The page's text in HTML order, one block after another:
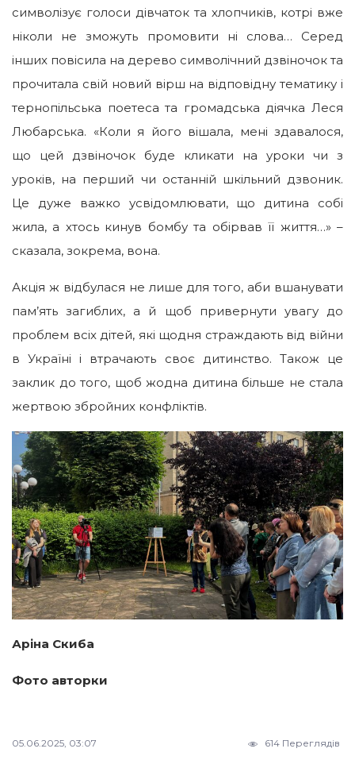
символізує голоси дівчаток та хлопчиків, котрі вже
ніколи не зможуть промовити ні слова… Серед
інших повісила на дерево символічний дзвіночок та
прочитала свій новий вірш на відповідну тематику і
тернопільська поетеса та громадська діячка Леся
Любарська. «Коли я його вішала, мені здавалося,
що цей дзвіночок буде кликати на уроки чи з
уроків, на перший чи останній шкільний дзвоник.
Це дуже важко усвідомлювати, що дитина собі
жила, а хтось кинув бомбу та обірвав її життя…» –
сказала, зокрема, вона.
Акція ж відбулася не лише для того, аби вшанувати
пам’ять загиблих, а й щоб привернути увагу до
проблем всіх дітей, які щодня страждають від війни
в Україні і втрачають своє дитинство. Також це
заклик до того, щоб жодна дитина більше не стала
жертвою збройних конфліктів.
Аріна Скиба
Фото авторки
05.06.2025, 03:07 614 Переглядів